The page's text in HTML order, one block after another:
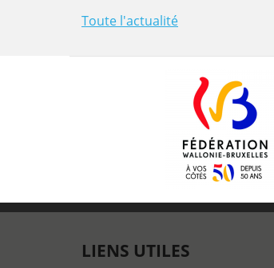
Toute l'actualité
LIENS UTILES